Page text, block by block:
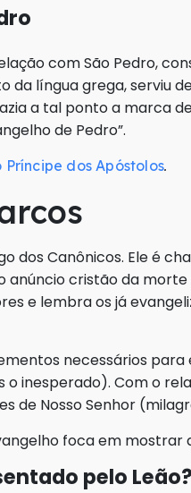
com São Pedro,
da língua grega, serviu
a tal ponto a marca
de Pedro”.
Príncipe dos Apóstolos.
dos Canônicos. Ele é
cristão da morte
e lembra os já
necessários
o inesperado). Com o
de Nosso Senhor
foca em mostrar
pelo Leão?